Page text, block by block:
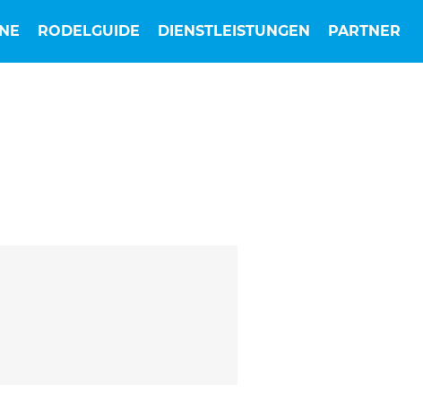
RODELGUIDE DIENSTLEISTUNGEN PARTNER